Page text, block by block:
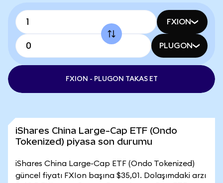
FXION
PLUGON
FXION - PLUGON TAKAS ET
iShares China Large-Cap ETF (Ondo
Tokenized) piyasa son durumu
iShares China Large-Cap ETF (Ondo Tokenized)
güncel fiyatı FXIon başına $35,01. Dolaşımdaki arzı